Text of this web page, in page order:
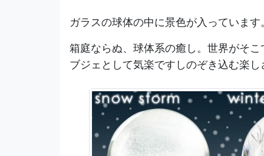
ガラスの球体の中に景色が入っています
箱庭ならぬ、球体系の癒し。世界がそ
ブジェとして気楽ですしのぞき込む楽